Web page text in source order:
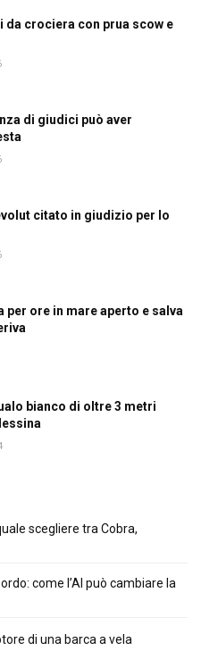
da crociera con prua scow e
di giudici può aver
citato in giudizio per lo
per ore in mare aperto e salva
bianco di oltre 3 metri
scegliere tra Cobra,
come l’AI può cambiare la
di una barca a vela